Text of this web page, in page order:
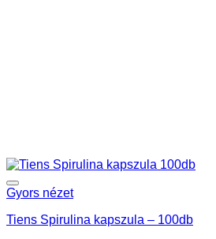
Gyors nézet
Tiens Spirulina kapszula – 100db